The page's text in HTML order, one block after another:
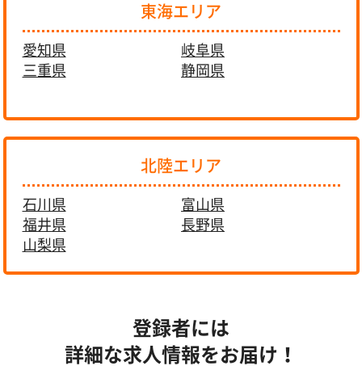
東海エリア
愛知県
岐阜県
三重県
静岡県
北陸エリア
石川県
富山県
福井県
長野県
山梨県
登録者には
詳細な求人情報をお届け！